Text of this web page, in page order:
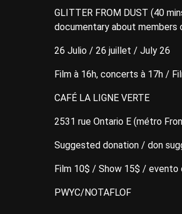
GLITTER FROM DUST (40
documentary about members
26 Julio / 26 juillet / July 26
Film à 16h, concerts à 17h /
CAFÉ LA LIGNE VERTE
2531 rue Ontario E (métro
Suggested donation / don
Film 10$ / Show 15$ /
PWYC/NOTAFLOF